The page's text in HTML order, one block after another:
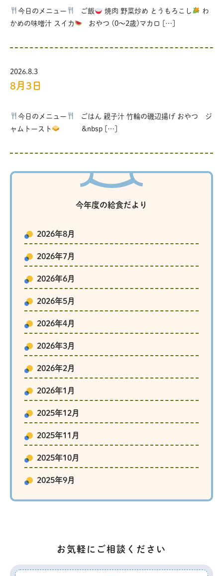
今日のメニュー ご飯 焼肉 野菜炒め とうもろこし
わ
かめの味噌汁 スイカ
おやつ (0〜2歳)マカロ […]
2026.8.3
8月3日
今日のメニュー
ごはん 親子汁 竹輪の磯辺揚げ おやつ ジ
ャムトースト
&nbsp […]
今年度の給食だより
2026年8月
2026年7月
2026年6月
2026年5月
2026年4月
2026年3月
2026年2月
2026年1月
2025年12月
2025年11月
2025年10月
2025年9月
お気軽にご相談ください